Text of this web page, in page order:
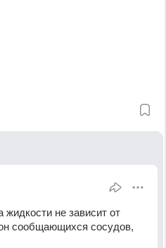
не зависит от
сообщающихся сосудов,